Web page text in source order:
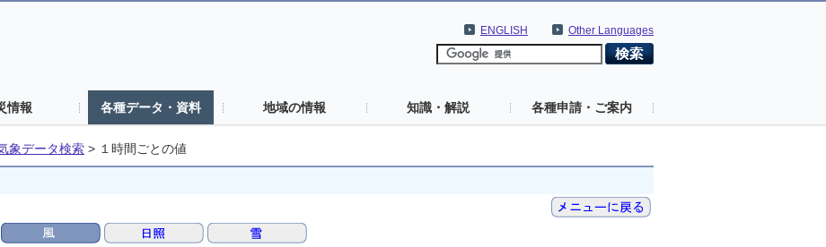
Other Languages
ENGLISH
情報 各種データ・資料 地域の情報 知識・解説 各種申請・ご案内
象データ検索 > １時間ごとの値